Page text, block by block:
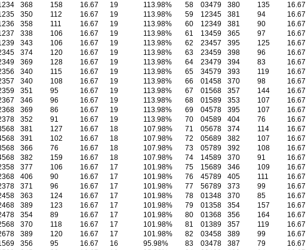
368 158 16.67 19
113.98%
350 112 16.67 19
113.98%
358 111 16.67 19
113.98%
338 106 16.67 19
113.98%
343 106 16.67 19
113.98%
374 120 16.67 19
113.98%
369 128 16.67 19
113.98%
340 115 16.67 19
113.98%
340 108 16.67 19
113.98%
351 95 16.67 19
113.98%
346 96 16.67 19
113.98%
369 86 16.67 19
113.98%
352 91 16.67 19
113.98%
381 127 16.67 18
107.98%
391 102 16.67 18
107.98%
366 76 16.67 18
107.98%
382 159 16.67 18
107.98%
377 106 16.67 17
101.98%
406 90 16.67 17
101.98%
371 96 16.67 17
101.98%
363 124 16.67 17
101.98%
389 123 16.67 17
101.98%
354 89 16.67 17
101.98%
370 118 16.67 17
101.98%
389 120 16.67 17
101.98%
356 95 16.67 16
95.98%
58
03479 380 135 16.67
59
12345 381 94 16.67
60
12349 381 90 16.67
61
13459 365 97 16.67
62
23457 395 125 16.67
63
23459 398 96 16.67
64
23479 394 83 16.67
65
34579 393 119 16.67
66
01458 370 98 16.67
67
01568 357 144 16.67
68
01589 353 107 16.67
69
04578 395 107 16.67
70
04589 404 76 16.67
71
05678 374 114 16.67
72
05689 382 107 16.67
73
05789 392 108 16.67
74
14589 370 91 16.67
75
15689 346 109 16.67
76
45789 405 111 16.67
77
56789 373 99 16.67
78
01348 370 85 16.67
79
01358 354 157 16.67
80
01368 356 164 16.67
81
01389 357 119 16.67
82
03458 389 99 16.67
83
03478 387 79 16.67